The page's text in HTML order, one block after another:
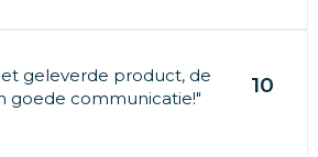
geleverde product, de
goede communicatie!"
10